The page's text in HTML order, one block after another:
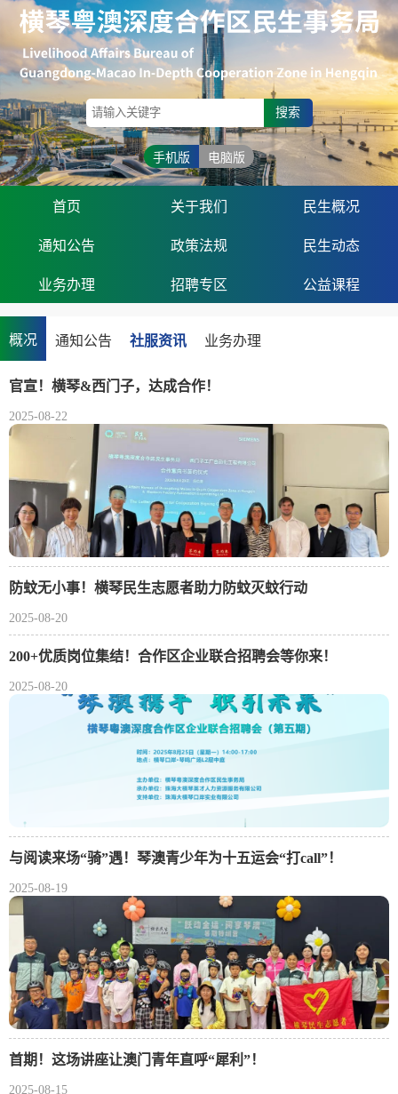
搜索
手机版 电脑版
首页 关于我们 民生概况
通知公告 政策法规 民生动态
业务办理 招聘专区 公益课程
概况 通知公告 社服资讯 业务办理
官宣！横琴&西门子，达成合作！
2025-08-22
防蚊无小事！横琴民生志愿者助力防蚊灭蚊行动
2025-08-20
200+优质岗位集结！合作区企业联合招聘会等你来！
2025-08-20
与阅读来场“骑”遇！琴澳青少年为十五运会“打call”！
2025-08-19
首期！这场讲座让澳门青年直呼“犀利”！
2025-08-15